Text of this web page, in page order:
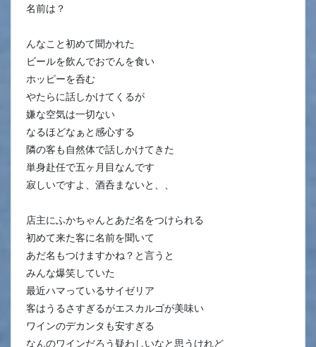
名前は？
んなこと初めて聞かれた
ビールを飲んでおでんを食い
ホッピーを呑む
やたらに話しかけてくるが
嫌な空気は一切ない
なるほどなぁと感心する
隣の客も自然体で話しかけてきた
単身赴任で五ヶ月目なんです
寂しいですよ、酒呑まないと、、
店主にふかちゃんとあだ名をつけられる
初めて来た客に名前を聞いて
あだ名もつけますかね？と言うと
みんな爆笑していた
最近ハマっているサイゼリア
客はうるさすぎるがエスカルゴが美味い
ワインのデカンタも安すぎる
なんのワインだろう疑わしいなと思うけれど